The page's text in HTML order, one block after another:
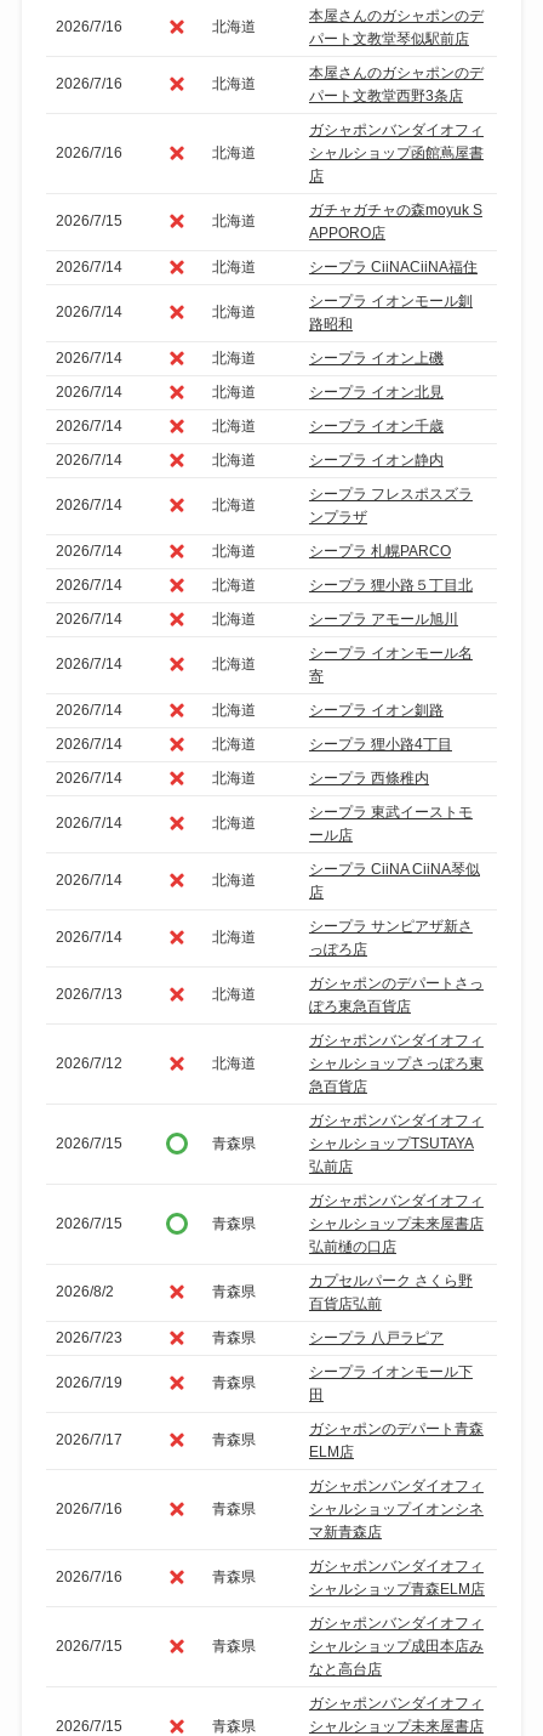
2026/7/16 北海道
本屋さんのガシャポンのデ
パート文教堂琴似駅前店
2026/7/16 北海道
本屋さんのガシャポンのデ
パート文教堂西野3条店
2026/7/16 北海道
ガシャポンバンダイオフィ
シャルショップ函館蔦屋書
店
2026/7/15 北海道
ガチャガチャの森moyuk S
APPORO店
2026/7/14
北海道 シープラ CiiNACiiNA福住
2026/7/14 北海道
シープラ イオンモール釧
路昭和
2026/7/14
北海道
シープラ イオン上磯
2026/7/14
北海道
シープラ イオン北見
2026/7/14
北海道
シープラ イオン千歳
2026/7/14
北海道 シープラ イオン静内
2026/7/14 北海道
シープラ フレスポスズラ
ンプラザ
2026/7/14
北海道
シープラ 札幌PARCO
2026/7/14
北海道
シープラ 狸小路５丁目北
2026/7/14
北海道 シープラ アモール旭川
2026/7/14 北海道
シープラ イオンモール名
寄
2026/7/14
北海道
シープラ イオン釧路
2026/7/14
北海道
シープラ 狸小路4丁目
2026/7/14
北海道 シープラ 西條稚内
2026/7/14 北海道
シープラ 東武イーストモ
ール店
2026/7/14 北海道
シープラ CiiNA CiiNA琴似
店
2026/7/14 北海道
シープラ サンピアザ新さ
っぽろ店
2026/7/13 北海道
ガシャポンのデパートさっ
ぽろ東急百貨店
2026/7/12 北海道
ガシャポンバンダイオフィ
シャルショップさっぽろ東
急百貨店
2026/7/15 青森県
ガシャポンバンダイオフィ
シャルショップTSUTAYA
弘前店
2026/7/15 青森県
ガシャポンバンダイオフィ
シャルショップ未来屋書店
弘前樋の口店
2026/8/2 青森県
カプセルパーク さくら野
百貨店弘前
2026/7/23
青森県 シープラ 八戸ラピア
2026/7/19 青森県
シープラ イオンモール下
田
2026/7/17 青森県
ガシャポンのデパート青森
ELM店
2026/7/16 青森県
ガシャポンバンダイオフィ
シャルショップイオンシネ
マ新青森店
2026/7/16 青森県
ガシャポンバンダイオフィ
シャルショップ青森ELM店
2026/7/15 青森県
ガシャポンバンダイオフィ
シャルショップ成田本店み
なと高台店
2026/7/15 青森県
ガシャポンバンダイオフィ
シャルショップ未来屋書店